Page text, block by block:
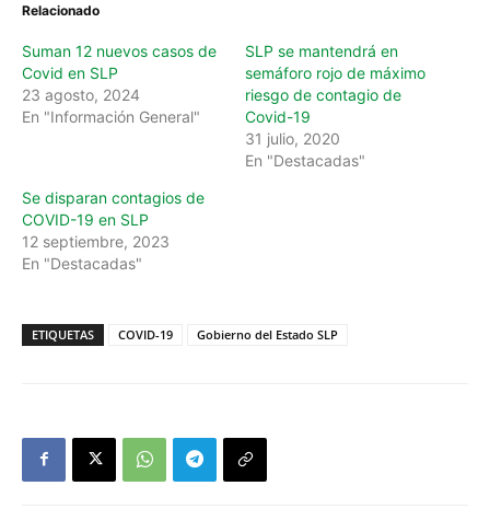
Relacionado
Suman 12 nuevos casos de
Covid en SLP
23 agosto, 2024
En "Información General"
SLP se mantendrá en
semáforo rojo de máximo
riesgo de contagio de
Covid-19
31 julio, 2020
En "Destacadas"
Se disparan contagios de
COVID-19 en SLP
12 septiembre, 2023
En "Destacadas"
ETIQUETAS COVID-19 Gobierno del Estado SLP